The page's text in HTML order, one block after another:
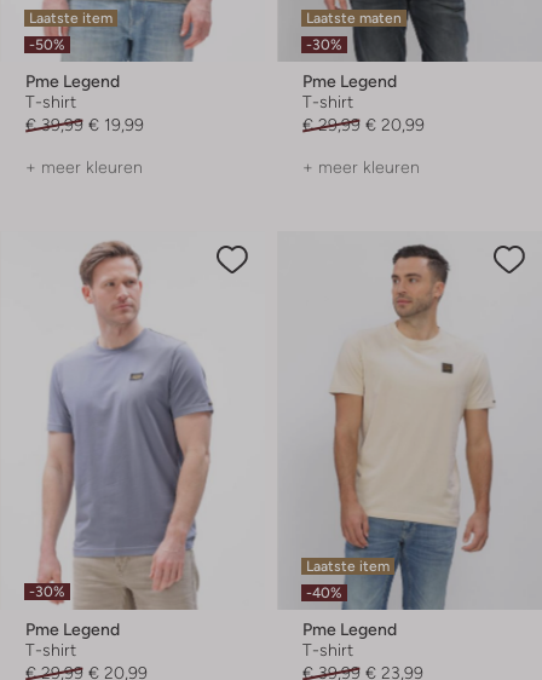
Laatste item
-50%
Pme Legend
T-shirt
€ 39,99 € 19,99
+ meer kleuren
Laatste maten
-30%
Pme Legend
T-shirt
€ 29,99 € 20,99
+ meer kleuren
-30%
Pme Legend
T-shirt
€ 29,99 € 20,99
Laatste item
-40%
Pme Legend
T-shirt
€ 39,99 € 23,99